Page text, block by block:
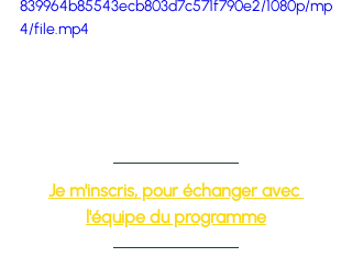
839964b85543ecb803d7c571f790e2/1080p/mp
4/file.mp4
Je m'inscris, pour échanger avec
l'équipe du programme